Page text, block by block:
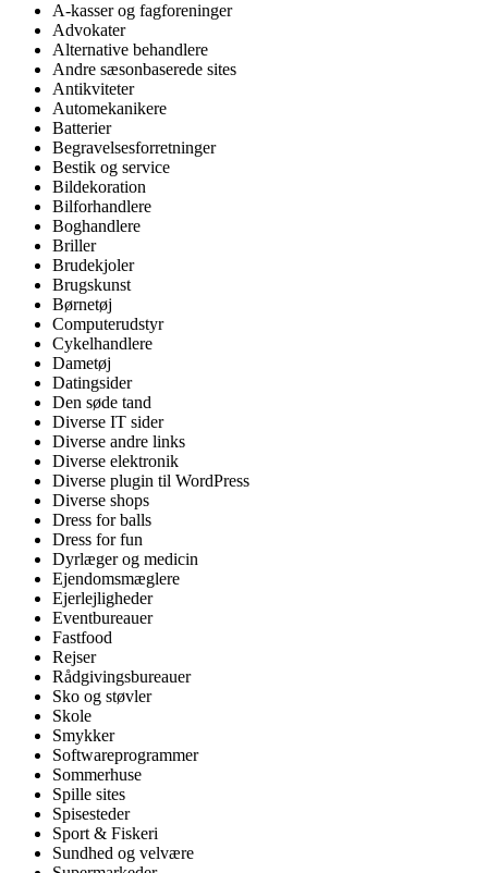
A-kasser og fagforeninger
Advokater
Alternative behandlere
Andre sæsonbaserede sites
Antikviteter
Automekanikere
Batterier
Begravelsesforretninger
Bestik og service
Bildekoration
Bilforhandlere
Boghandlere
Briller
Brudekjoler
Brugskunst
Børnetøj
Computerudstyr
Cykelhandlere
Dametøj
Datingsider
Den søde tand
Diverse IT sider
Diverse andre links
Diverse elektronik
Diverse plugin til WordPress
Diverse shops
Dress for balls
Dress for fun
Dyrlæger og medicin
Ejendomsmæglere
Ejerlejligheder
Eventbureauer
Fastfood
Rejser
Rådgivingsbureauer
Sko og støvler
Skole
Smykker
Softwareprogrammer
Sommerhuse
Spille sites
Spisesteder
Sport & Fiskeri
Sundhed og velvære